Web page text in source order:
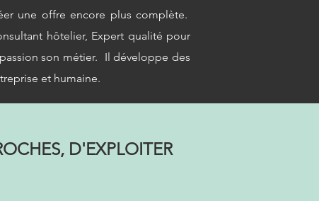
une offre encore plus complète.
hôtelier, Expert qualité pour
son métier. Il développe des
et humaine.
D'EXPLOITER